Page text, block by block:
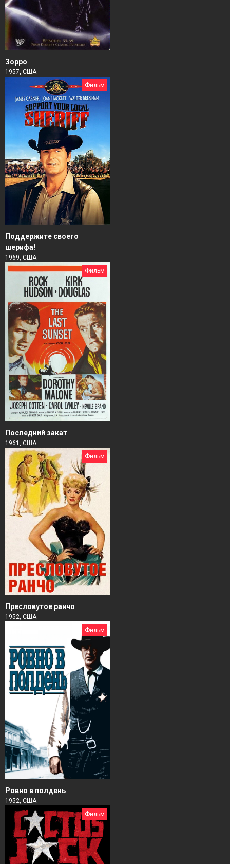
Зорро
1957, США
Фильм
Поддержите своего
шерифа!
1969, США
Фильм
Последний закат
1961, США
Фильм
Пресловутое ранчо
1952, США
Фильм
Ровно в полдень
1952, США
Фильм